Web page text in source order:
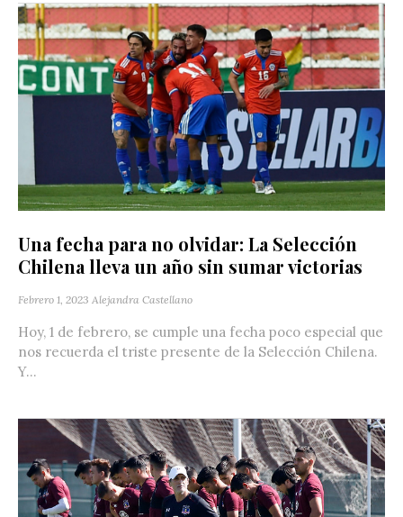
Una fecha para no olvidar: La Selección
Chilena lleva un año sin sumar victorias
Febrero 1, 2023 Alejandra Castellano
Hoy, 1 de febrero, se cumple una fecha poco especial que
nos recuerda el triste presente de la Selección Chilena.
Y...